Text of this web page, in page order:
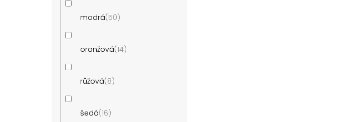
modrá 50
oranžová 14
růžová 8
šedá 16